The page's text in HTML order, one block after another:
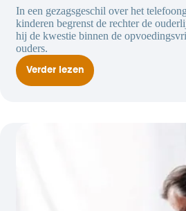
In een gezagsgeschil over het
kinderen begrenst de rechter de
hij de kwestie binnen de
ouders.
Verder lezenGezagsgeschil